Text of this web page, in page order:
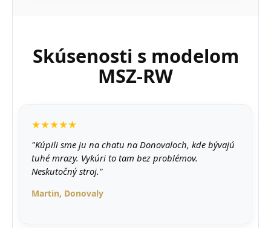
Skúsenosti s modelom
MSZ-RW
★★★★★
"Kúpili sme ju na chatu na Donovaloch, kde bývajú
tuhé mrazy. Vykúri to tam bez problémov.
Neskutočný stroj."
Martin, Donovaly